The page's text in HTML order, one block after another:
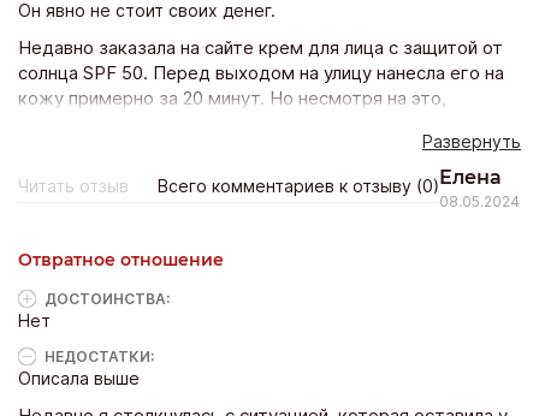
Он явно не стоит своих денег.
Недавно заказала на сайте крем для лица с защитой от
солнца SPF 50. Перед выходом на улицу нанесла его на
кожу примерно за 20 минут. Но несмотря на это,
сильнейшие солнечные ожоги. Всё лицо стало красным!
Стоил этот крем недёшево, но от дешёвых средств за
100 рублей и то больше пользы, чем от него.
Развернуть
Читать отзыв Всего комментариев к отзыву (0)Елена
08.05.2024
Отвратное отношение
ДОСТОИНCТВА:
Нет
НЕДОСТАТКИ:
Описала выше